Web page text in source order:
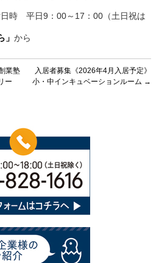
時 平日9：00～17：00（土日祝は
」から
業塾
ー
入居者募集《2026年4月入居予定》
小・中インキュベーションルーム →